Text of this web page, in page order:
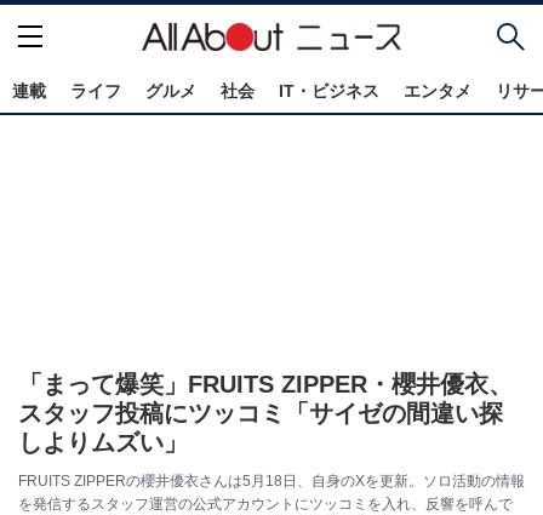
連載 ライフ グルメ 社会 IT・ビジネス エンタメ リサ
「まって爆笑」FRUITS ZIPPER・櫻井優衣、
スタッフ投稿にツッコミ「サイゼの間違い探
しよりムズい」
FRUITS ZIPPERの櫻井優衣さんは5月18日、自身のXを更新。ソロ活動の情報
を発信するスタッフ運営の公式アカウントにツッコミを入れ、反響を呼んで